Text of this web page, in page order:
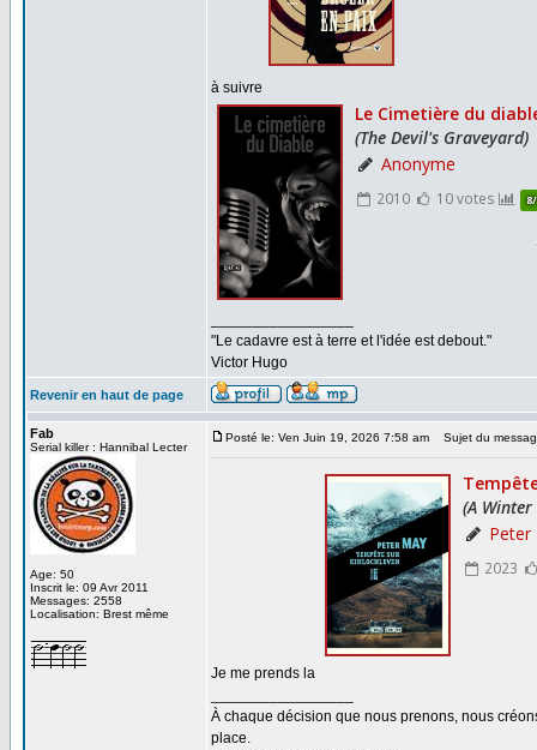
à suivre
"Le cadavre est à terre et l'idée est debout."
Victor Hugo
Revenir en haut de page
Fab
Serial killer : Hannibal Lecter
Age: 50
Inscrit le: 09 Avr 2011
Messages: 2558
Localisation: Brest même
Posté le: Ven Juin 19, 2026 7:58 am Sujet du
Je me prends la
À chaque décision que nous prenons, nous
place.